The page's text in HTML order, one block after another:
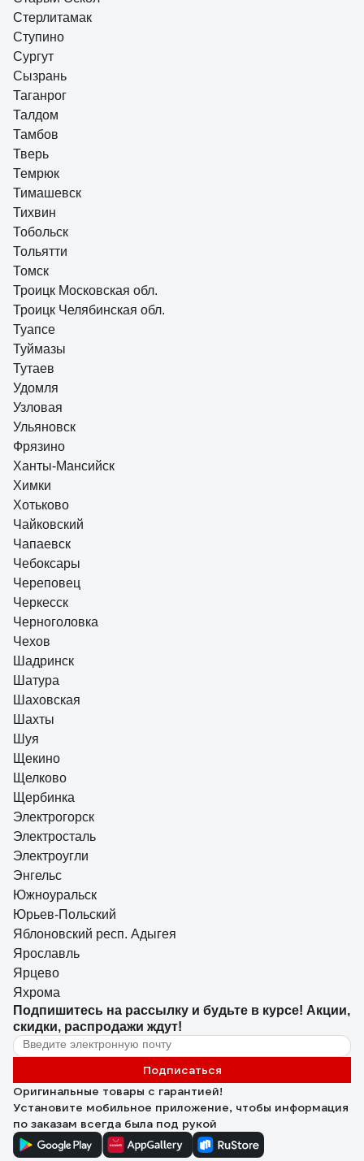
Стерлитамак
Ступино
Сургут
Сызрань
Таганрог
Талдом
Тамбов
Тверь
Темрюк
Тимашевск
Тихвин
Тобольск
Тольятти
Томск
Троицк Московская обл.
Троицк Челябинская обл.
Туапсе
Туймазы
Тутаев
Удомля
Узловая
Ульяновск
Фрязино
Ханты-Мансийск
Химки
Хотьково
Чайковский
Чапаевск
Чебоксары
Череповец
Черкесск
Черноголовка
Чехов
Шадринск
Шатура
Шаховская
Шахты
Шуя
Щекино
Щелково
Щербинка
Электрогорск
Электросталь
Электроугли
Энгельс
Южноуральск
Юрьев-Польский
Яблоновский респ. Адыгея
Ярославль
Ярцево
Яхрома
Подпишитесь на рассылку и будьте в курсе! Акции,
скидки, распродажи ждут!
Подписаться
Оригинальные товары с гарантией!
Установите мобильное приложение, чтобы информация
по заказам всегда была под рукой